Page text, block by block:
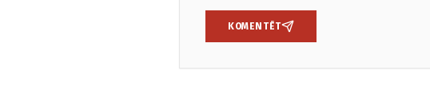
KOMENTĒT